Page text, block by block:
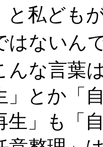
と私ども
はないん
んな言葉
」とか「
生」も「